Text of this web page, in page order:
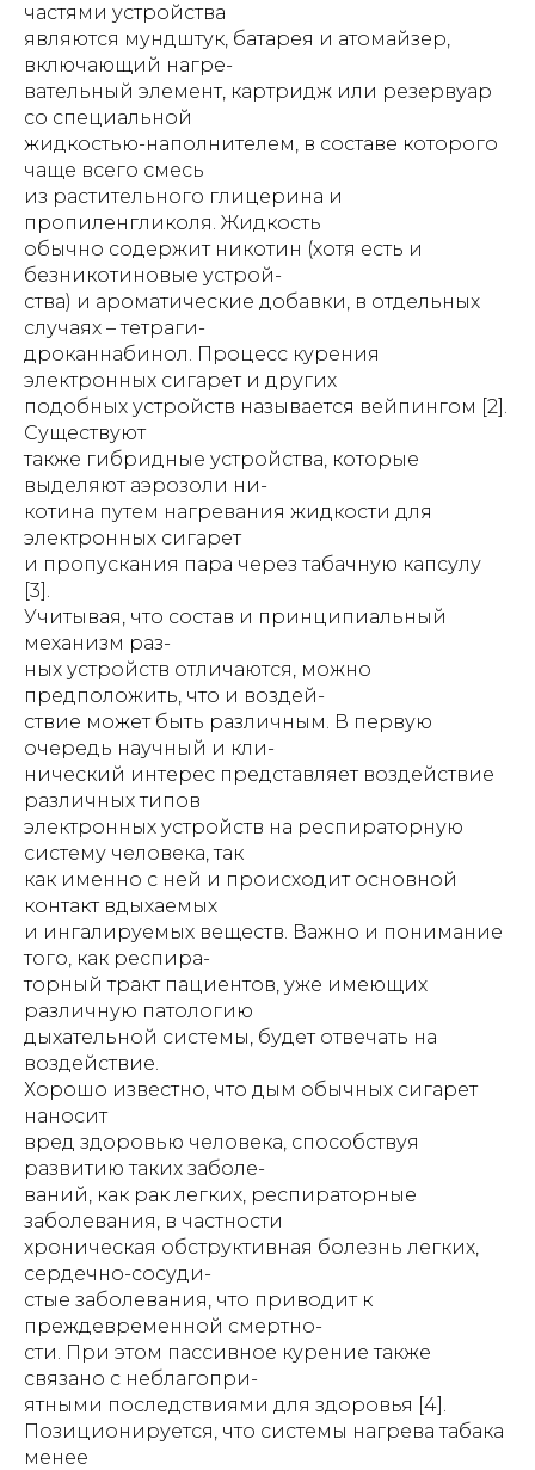
частями устройства
являются мундштук, батарея и атомайзер,
включающий нагре-
вательный элемент, картридж или резервуар
со специальной
жидкостью-наполнителем, в составе которого
чаще всего смесь
из растительного глицерина и
пропиленгликоля. Жидкость
обычно содержит никотин (хотя есть и
безникотиновые устрой-
ства) и ароматические добавки, в отдельных
случаях – тетраги-
дроканнабинол. Процесс курения
электронных сигарет и других
подобных устройств называется вейпингом [2].
Существуют
также гибридные устройства, которые
выделяют аэрозоли ни-
котина путем нагревания жидкости для
электронных сигарет
и пропускания пара через табачную капсулу
[3].
Учитывая, что состав и принципиальный
механизм раз-
ных устройств отличаются, можно
предположить, что и воздей-
ствие может быть различным. В первую
очередь научный и кли-
нический интерес представляет воздействие
различных типов
электронных устройств на респираторную
систему человека, так
как именно с ней и происходит основной
контакт вдыхаемых
и ингалируемых веществ. Важно и понимание
того, как респира-
торный тракт пациентов, уже имеющих
различную патологию
дыхательной системы, будет отвечать на
воздействие.
Хорошо известно, что дым обычных сигарет
наносит
вред здоровью человека, способствуя
развитию таких заболе-
ваний, как рак легких, респираторные
заболевания, в частности
хроническая обструктивная болезнь легких,
сердечно-сосуди-
стые заболевания, что приводит к
преждевременной смертно-
сти. При этом пассивное курение также
связано с неблагопри-
ятными последствиями для здоровья [4].
Позиционируется, что системы нагрева табака
менее